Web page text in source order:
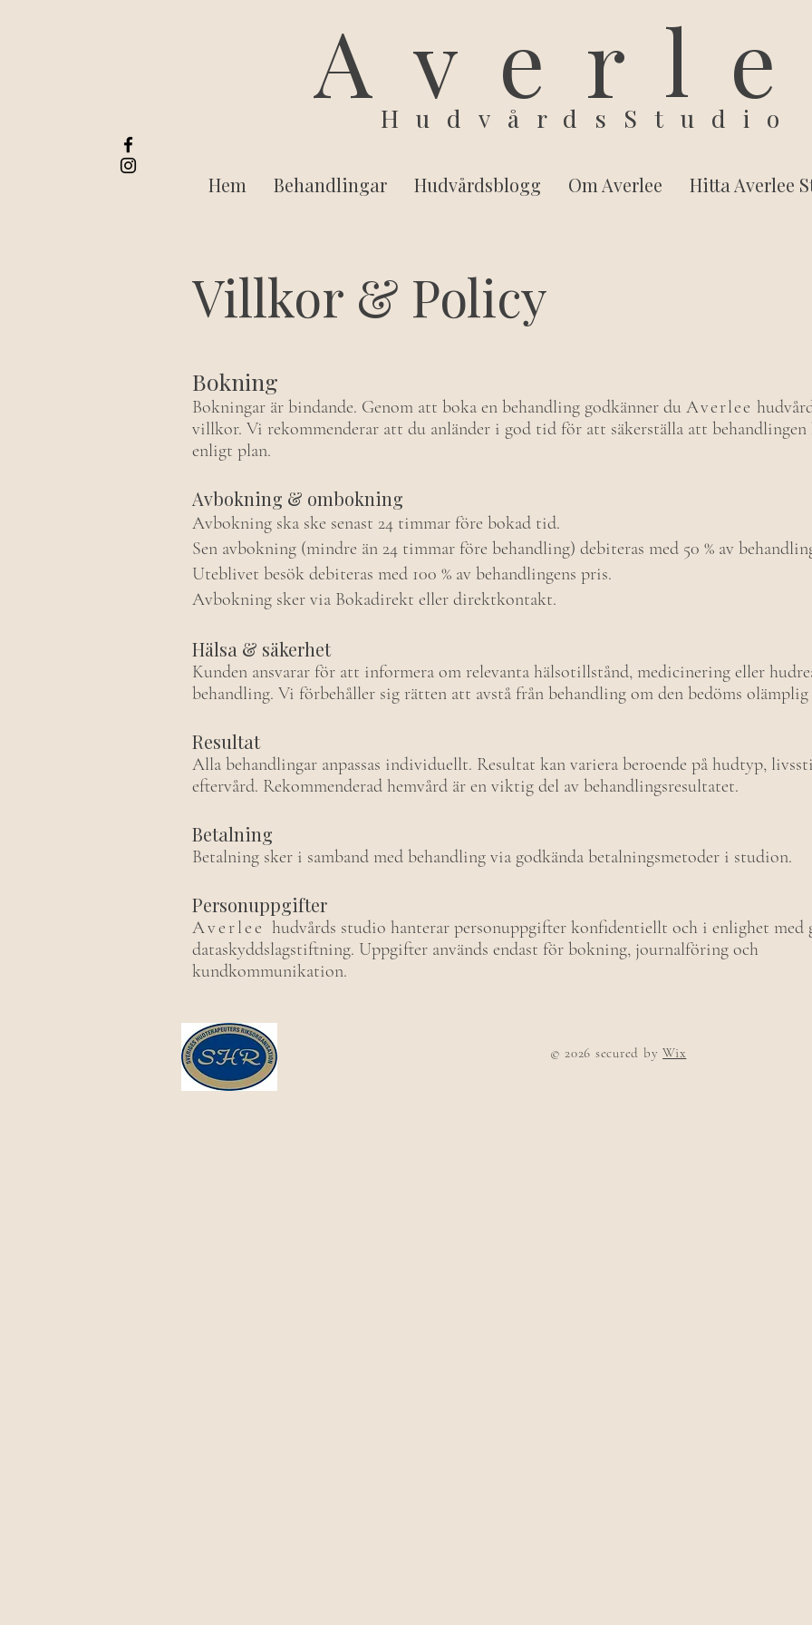
HudvårdsStudio
Hem Behandlingar Hudvårdsblogg Om Averlee Hitta Averlee
Villkor & Policy
Bokning
Bokningar är bindande. Genom att boka en behandling godkänner du Averlee
villkor. Vi rekommenderar att du anländer i god tid för att säkerställa att behandlingen
enligt plan.
Avbokning & ombokning
Avbokning ska ske senast 24 timmar före bokad tid.
Sen avbokning (mindre än 24 timmar före behandling) debiteras med 50 % av
Uteblivet besök debiteras med 100 % av behandlingens pris.
Avbokning sker via Bokadirekt eller direktkontakt.
Hälsa & säkerhet
Kunden ansvarar för att informera om relevanta hälsotillstånd, medicinering eller
behandling. Vi förbehåller sig rätten att avstå från behandling om den bedöms
Resultat
Alla behandlingar anpassas individuellt. Resultat kan variera beroende på hudtyp,
eftervård. Rekommenderad hemvård är en viktig del av behandlingsresultatet.
Betalning
Betalning sker i samband med behandling via godkända betalningsmetoder i studion.
Personuppgifter
Averlee hudvårds studio hanterar personuppgifter konfidentiellt och i enlighet med
dataskyddslagstiftning. Uppgifter används endast för bokning, journalföring och
kundkommunikation.
© 2026 secured byWix